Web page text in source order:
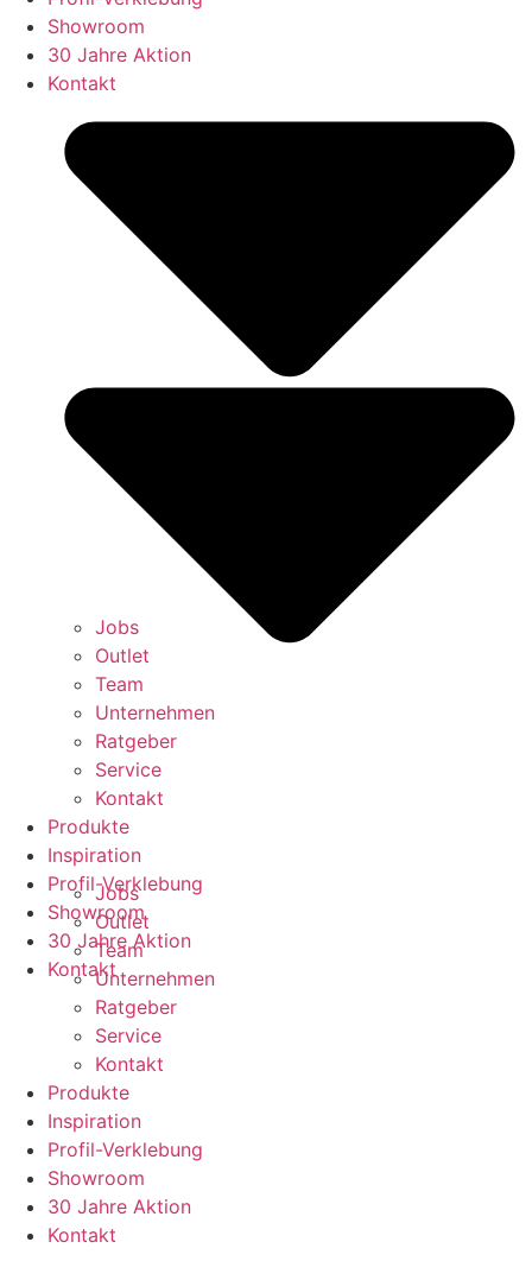
Showroom
30 Jahre Aktion
Kontakt
Jobs
Outlet
Team
Unternehmen
Ratgeber
Service
Kontakt
Produkte
Inspiration
Profil-Verklebung
Showroom
30 Jahre Aktion
Kontakt
Jobs
Outlet
Team
Unternehmen
Ratgeber
Service
Kontakt
Produkte
Inspiration
Profil-Verklebung
Showroom
30 Jahre Aktion
Kontakt